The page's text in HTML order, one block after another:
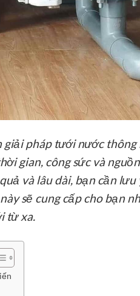
pháp tưới nước
gian, công sức và
và lâu dài, bạn cần
sẽ cung cấp cho bạn
từ xa.